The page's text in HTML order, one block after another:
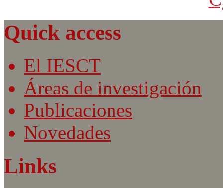
Quick access
El IESCT
Áreas de investigación
Publicaciones
Novedades
Links